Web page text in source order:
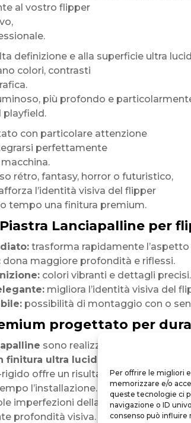
Per offrire le migliori
memorizzare e/o
queste tecnologie ci
navigazione o ID
consenso può influire
al vostro flipper
definizione e alla superficie ultra
colori, contrasti
più profondo e
playfield.
con particolare attenzione
perfettamente
rétro, fantasy, horror o futuristico,
l’identità visiva del flipper
tempo una finitura premium.
Lanciapalline per
trasforma rapidamente l’aspetto
dona maggiore profondità e riflessi.
colori vibranti e dettagli precisi.
migliora l’identità visiva del
possibilità di montaggio con o
progettato per
sono realizzate in
finitura ultra lucida
offre un risultato premium
l’installazione.
imperfezioni della superficie
profondità visiva.